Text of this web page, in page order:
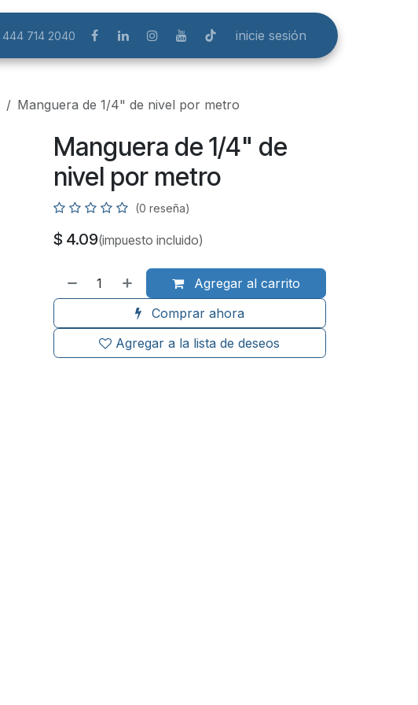
444 714 2040 inicie sesión
Manguera de 1/4" de nivel por metro
Manguera de 1/4" de
nivel por metro
(0 reseña)
$ 4.09(impuesto incluido)
Agregar al carrito
Comprar ahora
Agregar a la lista de deseos